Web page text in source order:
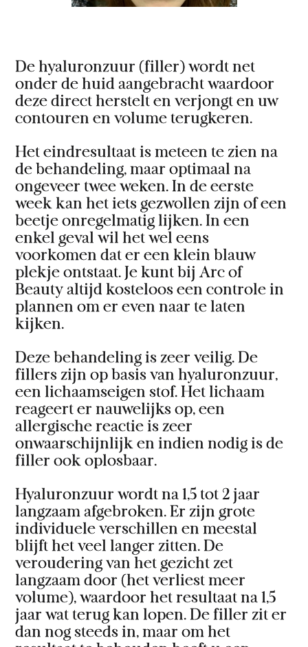
De hyaluronzuur (filler) wordt net
onder de huid aangebracht waardoor
deze direct herstelt en verjongt en uw
contouren en volume terugkeren.
Het eindresultaat is meteen te zien na
de behandeling, maar optimaal na
ongeveer twee weken. In de eerste
week kan het iets gezwollen zijn of een
beetje onregelmatig lijken. In een
enkel geval wil het wel eens
voorkomen dat er een klein blauw
plekje ontstaat. Je kunt bij Arc of
Beauty altijd kosteloos een controle in
plannen om er even naar te laten
kijken.
Deze behandeling is zeer veilig. De
fillers zijn op basis van hyaluronzuur,
een lichaamseigen stof. Het lichaam
reageert er nauwelijks op, een
allergische reactie is zeer
onwaarschijnlijk en indien nodig is de
filler ook oplosbaar.
Hyaluronzuur wordt na 1,5 tot 2 jaar
langzaam afgebroken. Er zijn grote
individuele verschillen en meestal
blijft het veel langer zitten. De
veroudering van het gezicht zet
langzaam door (het verliest meer
volume), waardoor het resultaat na 1,5
jaar wat terug kan lopen. De filler zit er
dan nog steeds in, maar om het